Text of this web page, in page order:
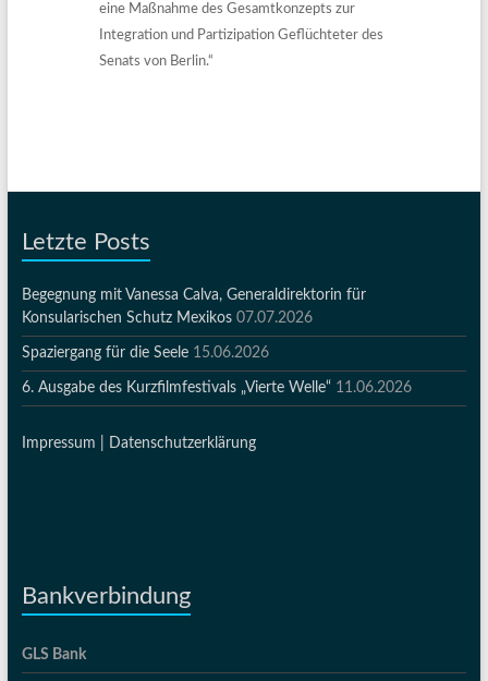
eine Maßnahme des Gesamtkonzepts zur
Integration und Partizipation Geflüchteter des
Senats von Berlin.“
Letzte Posts
Begegnung mit Vanessa Calva, Generaldirektorin für
Konsularischen Schutz Mexikos 07.07.2026
Spaziergang für die Seele 15.06.2026
6. Ausgabe des Kurzfilmfestivals „Vierte Welle“ 11.06.2026
Impressum | Datenschutzerklärung
Bankverbindung
GLS Bank